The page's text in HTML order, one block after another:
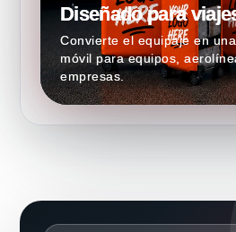
Diseñado para
Convierte el equipaje en
móvil para equipos,
empresas.